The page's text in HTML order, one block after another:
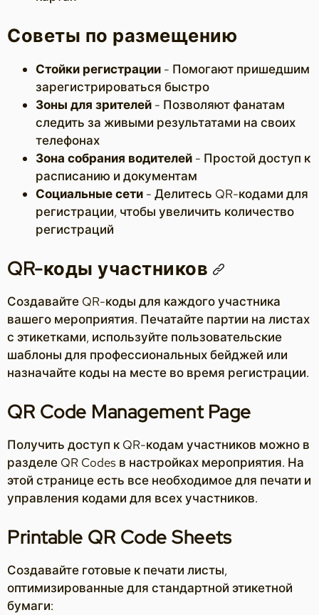
Советы по размещению
Стойки регистрации - Помогают пришедшим
зарегистрироваться быстро
Зоны для зрителей - Позволяют фанатам
следить за живыми результатами на своих
телефонах
Зона собрания водителей - Простой доступ к
расписанию и документам
Социальные сети - Делитесь QR-кодами для
регистрации, чтобы увеличить количество
регистраций
QR-коды участников
Создавайте QR-коды для каждого участника
вашего мероприятия. Печатайте партии на листах
с этикетками, используйте пользовательские
шаблоны для профессиональных бейджей или
назначайте коды на месте во время регистрации.
QR Code Management Page
Получить доступ к QR-кодам участников можно в
разделе QR Codes в настройках мероприятия. На
этой странице есть все необходимое для печати и
управления кодами для всех участников.
Printable QR Code Sheets
Создавайте готовые к печати листы,
оптимизированные для стандартной этикетной
бумаги: